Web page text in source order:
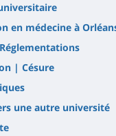
en médecine à
| Césure
une autre université